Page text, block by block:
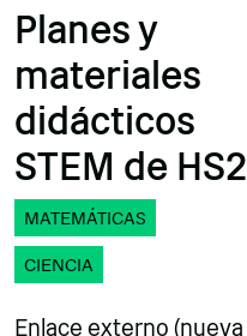
Planes y
materiales
didácticos
STEM de HS2
MATEMÁTICAS
CIENCIA
Enlace externo (nueva